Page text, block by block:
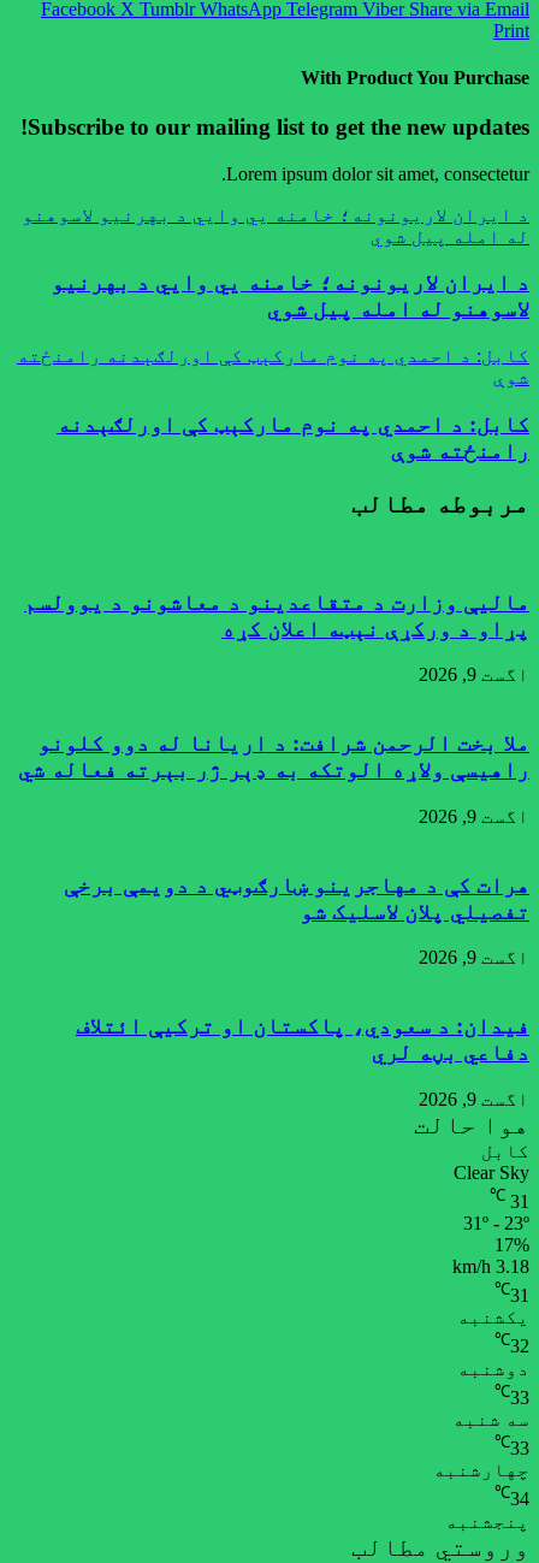
Facebook X Tumblr WhatsApp Telegram Viber Share via Email
Print
With Product You Purchase
Subscribe to our mailing list to get the new updates!
Lorem ipsum dolor sit amet, consectetur.
د ایران لاریونونه؛ خامنه یي وایي د بهرنیو لاسوهنو
له امله پیل شوي
د ایران لاریونونه؛ خامنه یي وایي د بهرنیو
لاسوهنو له امله پیل شوي
کابل: د احمدي په نوم مارکېټ کې اورلګېدنه رامنځته
شوې
کابل: د احمدي په نوم مارکېټ کې اورلګېدنه
رامنځته شوې
مربوطه مطالب
مالیې وزارت د متقاعدینو د معاشونو د یوولسم
پړاو د ورکړې نېټه اعلان کړه
اگست 9, 2026
ملا بخت الرحمن شرافت: د اریانا له دوو کلونو
راهیسې ولاړه الوتکه به ډېر ژر بېرته فعاله شي
اگست 9, 2026
هرات کې د مهاجرینو ښارګوټي د دویمې برخې
تفصیلي پلان لاسليک شو
اگست 9, 2026
فیدان: د سعودي، پاکستان او ترکیې ائتلاف
دفاعي بڼه لري
اگست 9, 2026
هوا حالت
کابل
Clear Sky
31
℃
31º - 23º
17%
3.18 km/h
31
℃
یکشنبه
32
℃
دوشنبه
33
℃
سه شنبه
33
℃
چهارشنبه
34
℃
پنجشنبه
وروستي مطالب